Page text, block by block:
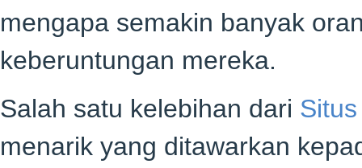
mengapa semakin banyak
keberuntungan mereka.
Salah satu kelebihan dari
menarik yang ditawarkan